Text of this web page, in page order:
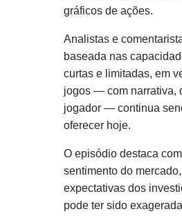
gráficos de ações.
Analistas e
baseada nas
curtas e limitadas, em
jogos — com narrativa,
jogador — continua
oferecer hoje.
O episódio destaca
sentimento do
expectativas dos
pode ter sido